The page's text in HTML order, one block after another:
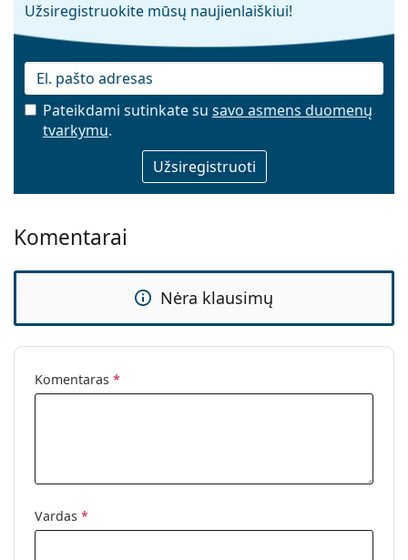
Užsiregistruokite mūsų naujienlaiškiui!
Pateikdami sutinkate su savo asmens duomenų
tvarkymu.
Komentarai
Nėra klausimų
Komentaras *
Vardas *